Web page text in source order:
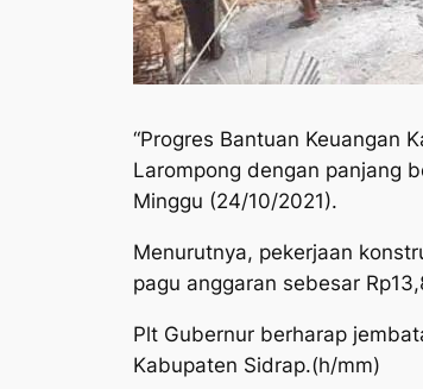
“Progres Bantuan Keuangan
Larompong dengan panjang
Minggu (24/10/2021).
Menurutnya, pekerjaan
pagu anggaran sebesar
Plt Gubernur berharap
Kabupaten Sidrap.(h/mm)